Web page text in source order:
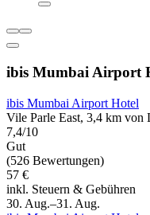
ibis Mumbai Airport
ibis Mumbai Airport Hotel
Vile Parle East, 3,4 km von
7,4/10
Gut
(526 Bewertungen)
57 €
inkl. Steuern & Gebühren
30. Aug.–31. Aug.